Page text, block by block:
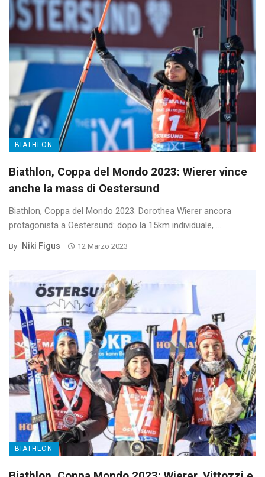
BIATHLON
Biathlon, Coppa del Mondo 2023: Wierer vince
anche la mass di Oestersund
Biathlon, Coppa del Mondo 2023. Dorothea Wierer ancora
protagonista a Oestersund: dopo la 15km individuale, ...
By Niki Figus 12 Marzo 2023
BIATHLON